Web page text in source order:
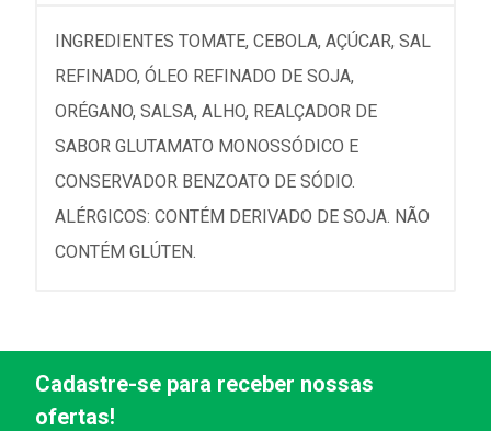
INGREDIENTES TOMATE, CEBOLA, AÇÚCAR, SAL
REFINADO, ÓLEO REFINADO DE SOJA,
ORÉGANO, SALSA, ALHO, REALÇADOR DE
SABOR GLUTAMATO MONOSSÓDICO E
CONSERVADOR BENZOATO DE SÓDIO.
ALÉRGICOS: CONTÉM DERIVADO DE SOJA. NÃO
CONTÉM GLÚTEN.
Cadastre-se para receber nossas
ofertas!